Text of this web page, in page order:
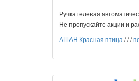
Ручка гелевая
Не пропускайте акции и
АШАН Красная птица ///